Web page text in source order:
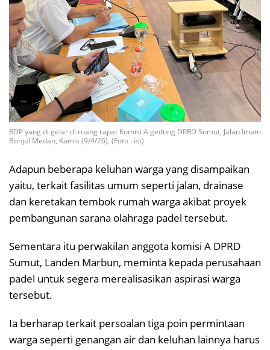
RDP yang di gelar di ruang rapat Komisi A gedung DPRD Sumut, Jalan Imam
Bonjol Medan, Kamis (9/4/26). (Foto : ist)
Adapun beberapa keluhan warga yang disampaikan
yaitu, terkait fasilitas umum seperti jalan, drainase
dan keretakan tembok rumah warga akibat proyek
pembangunan sarana olahraga padel tersebut.
Sementara itu perwakilan anggota komisi A DPRD
Sumut, Landen Marbun, meminta kepada perusahaan
padel untuk segera merealisasikan aspirasi warga
tersebut.
Ia berharap terkait persoalan tiga poin permintaan
warga seperti genangan air dan keluhan lainnya harus